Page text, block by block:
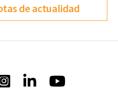
de actualidad